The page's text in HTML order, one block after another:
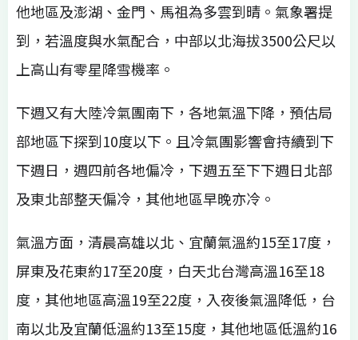
他地區及澎湖、金門、馬祖為多雲到晴。氣象署提
到，若溫度與水氣配合，中部以北海拔3500公尺以
上高山有零星降雪機率。
下週又有大陸冷氣團南下，各地氣溫下降，預估局
部地區下探到10度以下。且冷氣團影響會持續到下
下週日，週四前各地偏冷，下週五至下下週日北部
及東北部整天偏冷，其他地區早晚亦冷。
氣溫方面，清晨高雄以北、宜蘭氣溫約15至17度，
屏東及花東約17至20度，白天北台灣高溫16至18
度，其他地區高溫19至22度，入夜後氣溫降低，台
南以北及宜蘭低溫約13至15度，其他地區低溫約16